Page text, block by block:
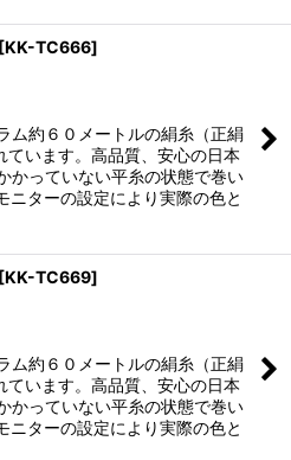
[KK-TC666]
ム約６０メートルの絹糸（正絹
ています。高品質、安心の日本
かっていない平糸の状態で巻い
ニターの設定により実際の色と
[KK-TC669]
ム約６０メートルの絹糸（正絹
ています。高品質、安心の日本
かっていない平糸の状態で巻い
ニターの設定により実際の色と